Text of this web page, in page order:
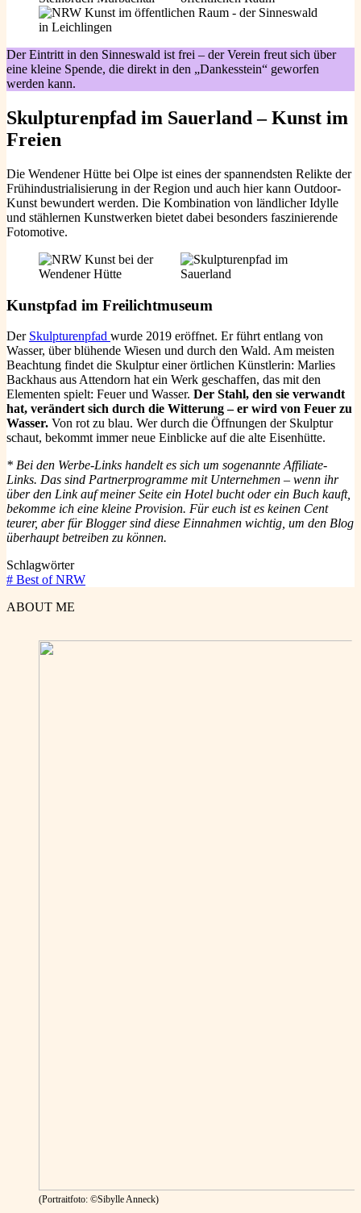
Der Eintritt in den Sinneswald ist frei – der Verein freut sich über
eine kleine Spende, die direkt in den „Dankesstein“ geworfen
werden kann.
Skulpturenpfad im Sauerland – Kunst im
Freien
Die Wendener Hütte bei Olpe ist eines der spannendsten Relikte der
Frühindustrialisierung in der Region und auch hier kann Outdoor-
Kunst bewundert werden. Die Kombination von ländlicher Idylle
und stählernen Kunstwerken bietet dabei besonders faszinierende
Fotomotive.
Kunstpfad im Freilichtmuseum
Der Skulpturenpfad wurde 2019 eröffnet. Er führt entlang von
Wasser, über blühende Wiesen und durch den Wald. Am meisten
Beachtung findet die Skulptur einer örtlichen Künstlerin: Marlies
Backhaus aus Attendorn hat ein Werk geschaffen, das mit den
Elementen spielt: Feuer und Wasser. Der Stahl, den sie verwandt
hat, verändert sich durch die Witterung – er wird von Feuer zu
Wasser. Von rot zu blau. Wer durch die Öffnungen der Skulptur
schaut, bekommt immer neue Einblicke auf die alte Eisenhütte.
* Bei den Werbe-Links handelt es sich um sogenannte Affiliate-
Links. Das sind Partnerprogramme mit Unternehmen – wenn ihr
über den Link auf meiner Seite ein Hotel bucht oder ein Buch kauft,
bekomme ich eine kleine Provision. Für euch ist es keinen Cent
teurer, aber für Blogger sind diese Einnahmen wichtig, um den Blog
überhaupt betreiben zu können.
Schlagwörter
# Best of NRW
ABOUT ME
(Portraitfoto: ©Sibylle Anneck)